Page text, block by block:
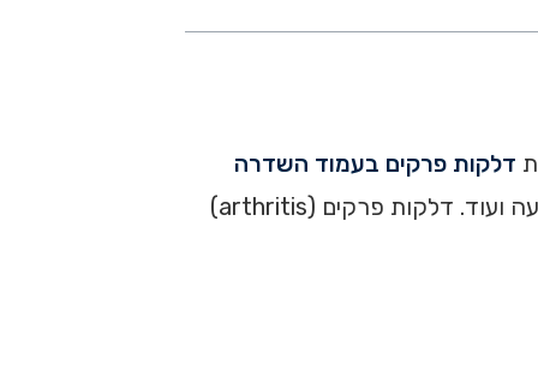
דלקות פרקים בעמוד השדרה
ופגיעה באיברים נוספים. דלקות אלה מובילות להתפתחות סימנים ותסמינים הכוללים בין היתר כאבי גב, מגבלות תנועה ועוד. דלקות פרקים (arthritis)